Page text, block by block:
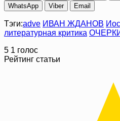
WhatsApp
Viber Email
Тэги:adve ИВАН ЖДАНОВ
литературная критика
5 1 голос
Рейтинг статьи